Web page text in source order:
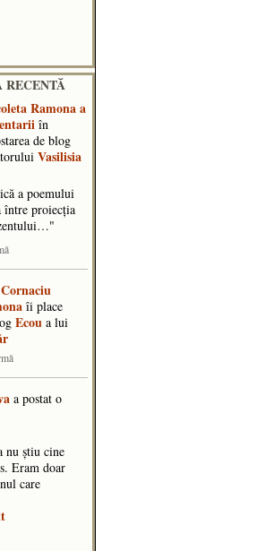
RECENTĂ
Ramonaa
în
de blog
Vasilisia
a poemului
între proiecția
Cornaciu
îi place
Ecou a lui
a postat o
nu știu cine
Eram doar
care